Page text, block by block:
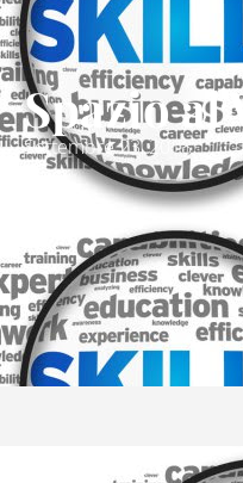
Spazio
Settembre 23, 2018